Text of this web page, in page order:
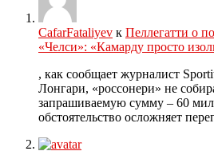
CafarFataliyev к Пеллегатти о
«Челси»: «Камарду просто
, как сообщает журналист
Лонгари, «россонери» не
запрашиваемую сумму – 60
обстоятельство осложняет